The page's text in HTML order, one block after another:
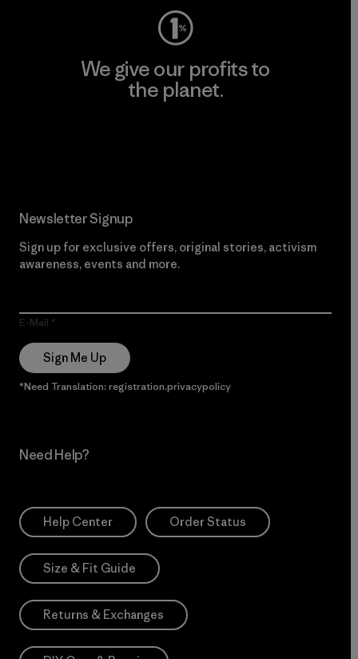
We give our profits to
the planet.
Newsletter Signup
Sign up for exclusive offers, original stories, activism
awareness, events and more.
E-Mail
Sign Me Up
*Need Translation: registration.privacypolicy
Need Help?
Help Center Order Status
Size & Fit Guide
Returns & Exchanges